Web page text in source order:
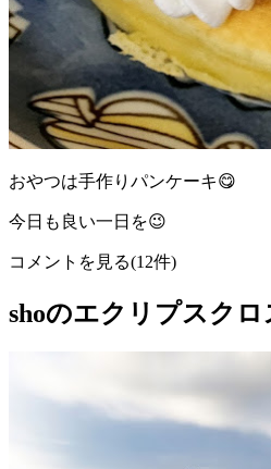
おやつは手作りパンケーキ😋
今日も良い一日を😉
コメントを見る(12件)
shoのエクリプスク